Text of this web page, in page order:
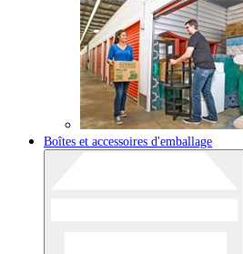
Boîtes et accessoires d'emballage